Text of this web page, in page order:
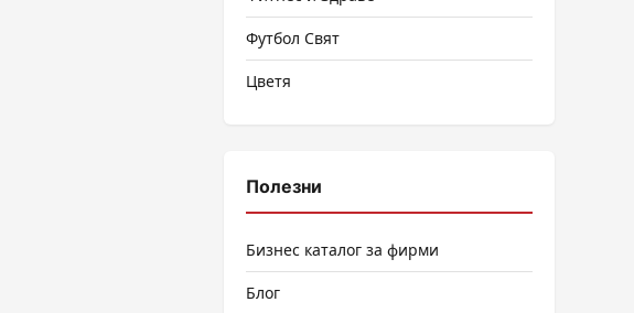
Футбол Свят
Цветя
Полезни
Бизнес каталог за фирми
Блог